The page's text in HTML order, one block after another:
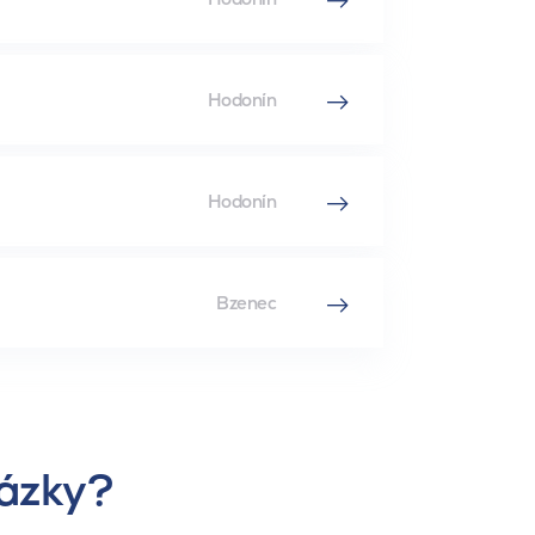
Hodonín
Hodonín
Bzenec